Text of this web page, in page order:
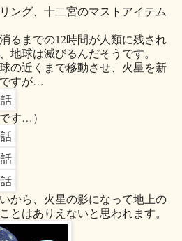
ング、十二宮のマストアイテム
るまでの12時間が人類に残され
地球は滅びるんだそうです。
の近くまで移動させ、火星を新
すが…
す…）
から、火星の影になって地上の
とはありえないと思われます。